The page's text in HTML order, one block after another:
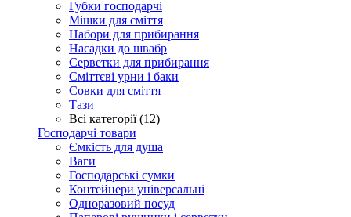
Губки господарчі
Мішки для сміття
Набори для прибирання
Насадки до швабр
Серветки для прибирання
Сміттєві урни і баки
Совки для сміття
Тази
Всі категорії (12)
Господарчі товари
Ємкість для душа
Ваги
Господарські сумки
Контейнери універсальні
Одноразовий посуд